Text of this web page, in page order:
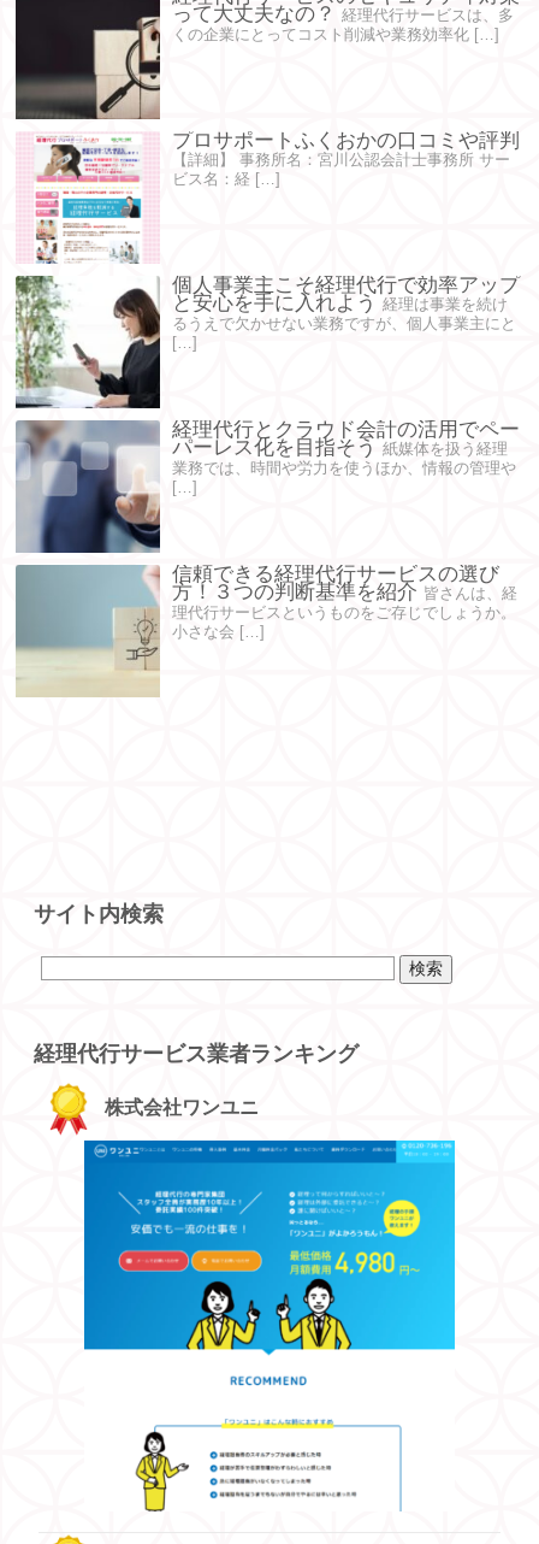
って大丈夫なの？
経理代行サービスは、多
くの企業にとってコスト削減や業務効率化 […]
プロサポートふくおかの口コミや評判
【詳細】 事務所名：宮川公認会計士事務所 サー
ビス名：経 […]
個人事業主こそ経理代行で効率アップ
と安心を手に入れよう
経理は事業を続け
るうえで欠かせない業務ですが、個人事業主にと
[…]
経理代行とクラウド会計の活用でペー
パーレス化を目指そう
紙媒体を扱う経理
業務では、時間や労力を使うほか、情報の管理や
[…]
信頼できる経理代行サービスの選び
方！３つの判断基準を紹介 皆さんは、経
理代行サービスというものをご存じでしょうか。
小さな会 […]
サイト内検索
経理代行サービス業者ランキング
株式会社ワンユニ